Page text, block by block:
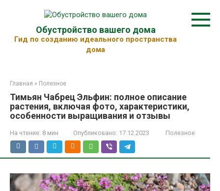
Обустройство вашего дома
Гид по созданию идеального пространства
дома
Главная » Полезное
Тимьян Чабрец Эльфин: полное описание
растения, включая фото, характеристики,
особенности выращивания и отзывы
На чтение: 8 мин Опубликовано: 17.12.2023 Полезное